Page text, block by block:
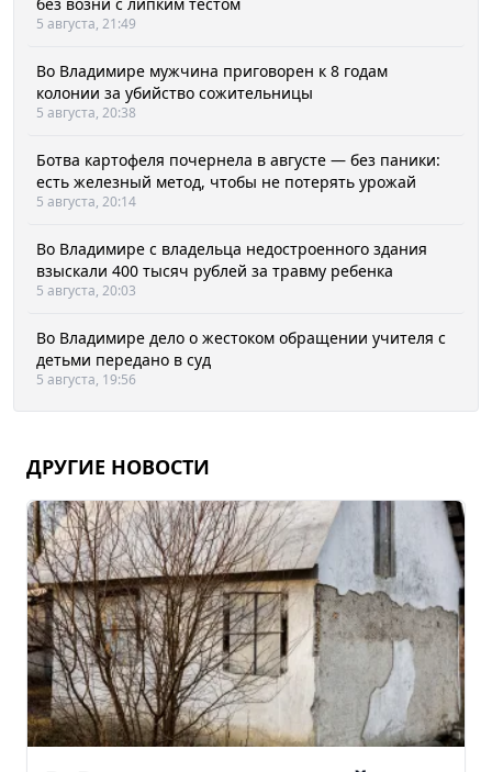
5 августа, 21:49
Во Владимире мужчина приговорен к 8 годам
колонии за убийство сожительницы
5 августа, 20:38
Ботва картофеля почернела в августе — без паники:
есть железный метод, чтобы не потерять урожай
5 августа, 20:14
Во Владимире с владельца недостроенного здания
взыскали 400 тысяч рублей за травму ребенка
5 августа, 20:03
Во Владимире дело о жестоком обращении учителя с
детьми передано в суд
5 августа, 19:56
ДРУГИЕ НОВОСТИ